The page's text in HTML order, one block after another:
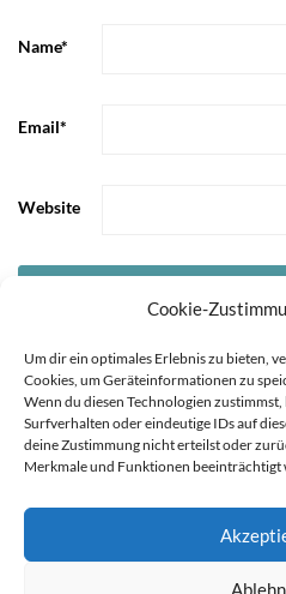
Cookie-
Um dir ein optimales Erlebnis zu bieten,
Cookies, um Geräteinformationen zu
Wenn du diesen Technologien
Surfverhalten oder eindeutige IDs auf
deine Zustimmung nicht erteilst oder
Merkmale und Funktionen beeinträchtigt
Name*
Email*
Website
STARTSEITE
Sie können die Erfassung Ihrer